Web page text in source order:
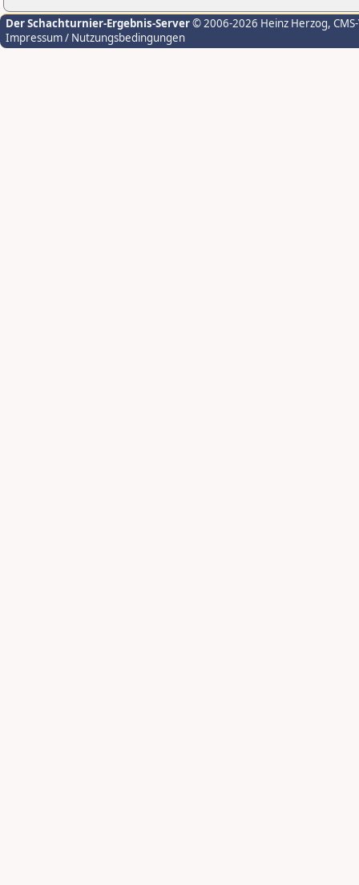
Der Schachturnier-Ergebnis-Server© 2006-2026 Heinz Herzog,
Impressum / Nutzungsbedingungen